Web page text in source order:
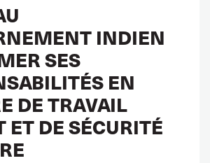
INDIEN
SES
EN
DE TRAVAIL
ET DE SÉCURITÉ